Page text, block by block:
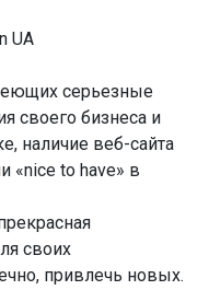
UA
серьезные
своего бизнеса и
наличие веб-сайта
«nice to have» в
своих
привлечь новых.